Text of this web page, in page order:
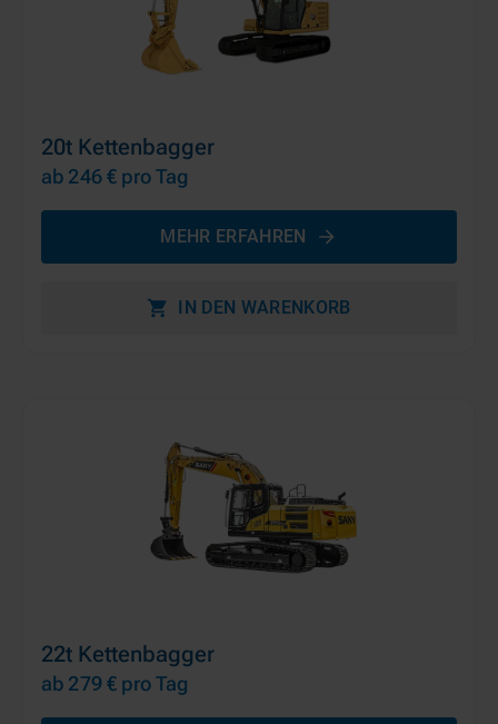
20t Kettenbagger
ab 246 € pro Tag
MEHR ERFAHREN
IN DEN WARENKORB
22t Kettenbagger
ab 279 € pro Tag